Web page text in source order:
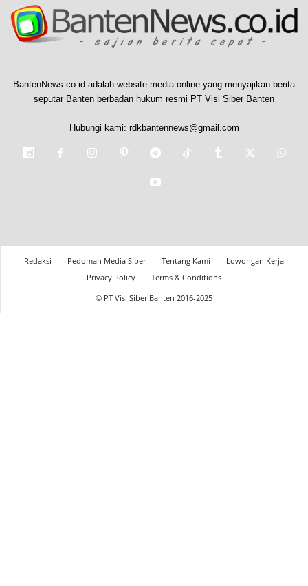
BantenNews.co.id adalah website media online yang menyajikan berita
seputar Banten berbadan hukum resmi PT Visi Siber Banten
Hubungi kami: rdkbantennews@gmail.com
Redaksi Pedoman Media Siber Tentang Kami
Lowongan Kerja
Privacy Policy
Terms & Conditions
© PT Visi Siber Banten 2016-2025